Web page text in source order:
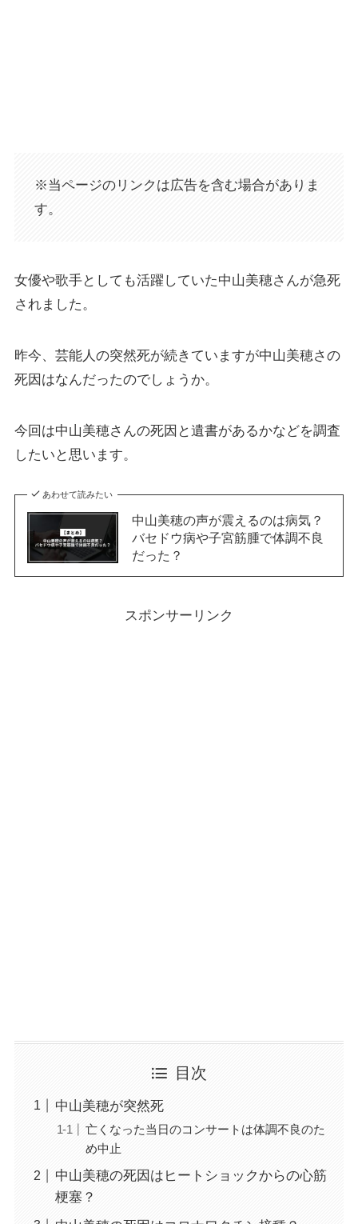
※当ページのリンクは広告を含む場合がありま
す。
女優や歌手としても活躍していた中山美穂さんが急死
されました。
昨今、芸能人の突然死が続きていますが中山美穂さの
死因はなんだったのでしょうか。
今回は中山美穂さんの死因と遺書があるかなどを調査
したいと思います。
あわせて読みたい
中山美穂の声が震えるのは病気？
バセドウ病や子宮筋腫で体調不良
だった？
スポンサーリンク
目次
中山美穂が突然死
亡くなった当日のコンサートは体調不良のた
め中止
中山美穂の死因はヒートショックからの心筋
梗塞？